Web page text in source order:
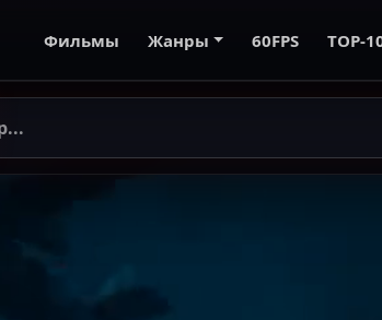
Фильмы Жанры 60FPS TOP-